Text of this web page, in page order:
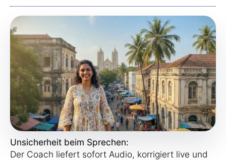
Unsicherheit beim Sprechen:
Der Coach liefert sofort Audio, korrigiert live und